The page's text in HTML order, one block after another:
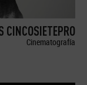
CINCOSIETEPRO
Cinematografía